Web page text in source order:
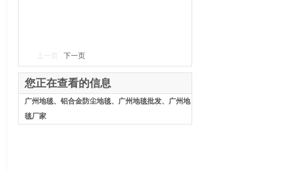
您正在查看的信息
广州地毯、铝合金防尘地毯、广州地毯批发、广州地
毯厂家